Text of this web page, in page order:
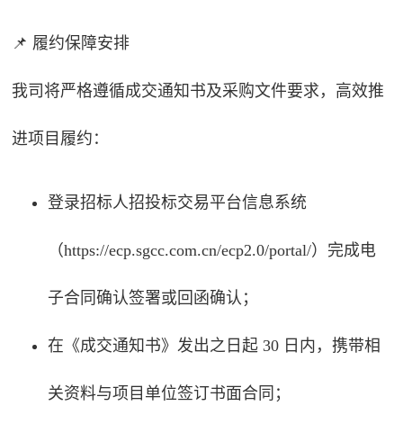
📌 履约保障安排
我司将严格遵循成交通知书及采购文件要求，高效推
进项目履约：
登录招标人招投标交易平台信息系统
（https://ecp.sgcc.com.cn/ecp2.0/portal/）完成电
子合同确认签署或回函确认；
在《成交通知书》发出之日起 30 日内，携带相
关资料与项目单位签订书面合同；